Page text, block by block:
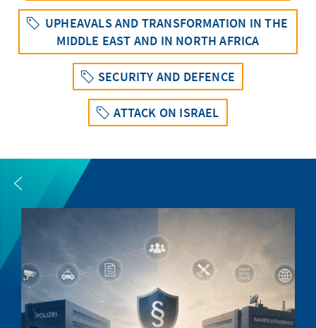
UPHEAVALS AND TRANSFORMATION IN THE
MIDDLE EAST AND IN NORTH AFRICA
SECURITY AND DEFENCE
ATTACK ON ISRAEL